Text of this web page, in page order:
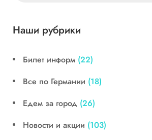
Наши рубрики
Билет информ (22)
Все по Германии (18)
Едем за город (26)
Новости и акции (103)